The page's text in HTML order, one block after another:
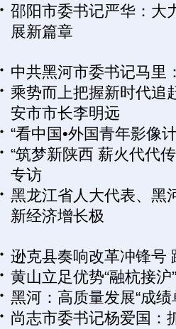
邵阳市委书记严华：大
展新篇章
中共黑河市委书记马里
乘势而上把握新时代
安市市长李明远
“看中国•外国青年影像
“筑梦新陕西 薪火代代
专访
黑龙江省人大代表、黑
新经济增长极
逊克县奏响改革冲锋号
黄山立足优势“融杭接
黑河：高质量发展“成绩
尚志市委书记杨爱国：